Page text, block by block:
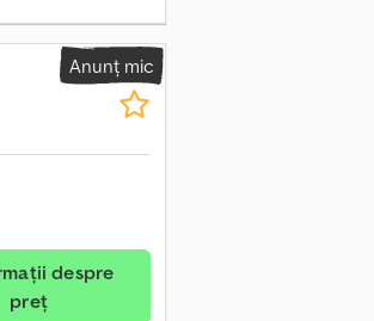
Anunț mic
preț